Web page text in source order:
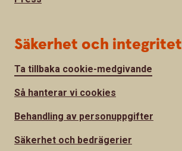
Säkerhet och integritet
Ta tillbaka cookie-medgivande
Så hanterar vi cookies
Behandling av personuppgifter
Säkerhet och bedrägerier